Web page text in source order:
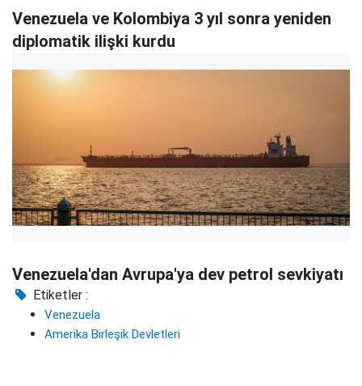
Venezuela ve Kolombiya 3 yıl sonra yeniden
diplomatik ilişki kurdu
Venezuela'dan Avrupa'ya dev petrol sevkiyatı
Etiketler :
Venezuela
Amerika Birleşik Devletleri